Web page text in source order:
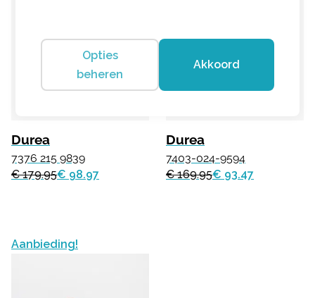
Durea
7376 215 9839
€ 179.95€ 98.97
Durea
7403-024-9594
€ 169.95€ 93.47
Aanbieding!
Opties
beheren
Akkoord